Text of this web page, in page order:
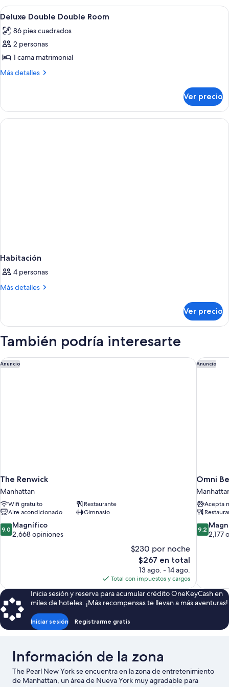
Abrir
todas
las
fotos
de
Deluxe
Room
Ropa de cama de alta calidad y
1
Deluxe Double Double Room
86 pies cuadrados
2 personas
1 cama matrimonial
Más detalles
Más
Double
Double
Room
Ver precio
Habitación
4 personas
Más detalles
Más
Ver precio
También podría interesarte
Anuncio
The Renwick
Manhattan
Wifi gratuito
Restaurante
Aire acondicionado
Gimnasio
9.0
de
9.0 Magnífico
2,668 opiniones
$230 por noche
El
precio
actual
es
de
$267
$267 en total
13 ago. - 14 ago.
Total con impuestos y cargos
The Renwick Anuncio
Omni
Acepta
9.2
de
9.2
2,177
Omni
Inicia sesión y reserva para acumular crédito OneKeyCash en
miles de hoteles. ¡Más recompensas te llevan a más aventuras!
Iniciar sesión Registrarme gratis
Información de la zona
The Pearl New York se encuentra en la zona de entretenimiento
de Manhattan, un área de Nueva York muy agradable para